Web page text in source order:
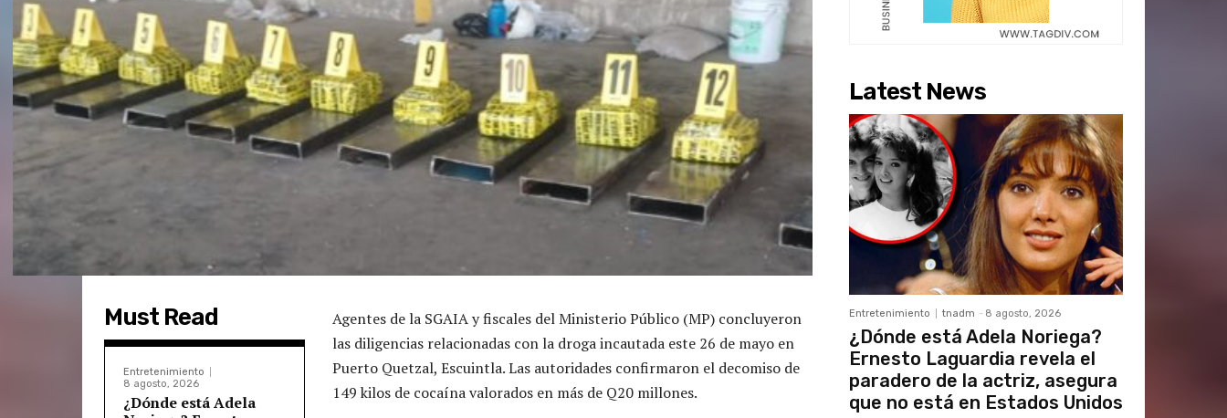
Must Read
Entretenimiento
8 agosto, 2026
¿Dónde está Adela
Agentes de la SGAIA y fiscales del Ministerio Público (MP) concluyeron
las diligencias relacionadas con la droga incautada este 26 de mayo en
Puerto Quetzal, Escuintla. Las autoridades confirmaron el decomiso de
149 kilos de cocaína valorados en más de Q20 millones.
Latest News
Entretenimiento tnadm - 8 agosto, 2026
¿Dónde está Adela Noriega?
Ernesto Laguardia revela el
paradero de la actriz, asegura
que no está en Estados Unidos